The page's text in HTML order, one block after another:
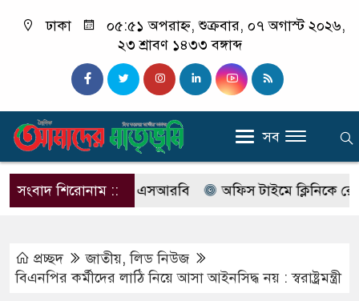
ঢাকা
০৫:৫১ অপরাহ্ন, শুক্রবার, ০৭ অগাস্ট ২০২৬,
২৩ শ্রাবণ ১৪৩৩ বঙ্গাব্দ
সব
সংবাদ শিরোনাম ::
বদলে আসছে এসআরবি অফিস টাইমে ক্লিনিকে রোগী
প্রচ্ছদ জাতীয়,লিড নিউজ
বিএনপির কর্মীদের লাঠি নিয়ে আসা আইনসিদ্ধ নয় : স্বরাষ্ট্রমন্ত্রী